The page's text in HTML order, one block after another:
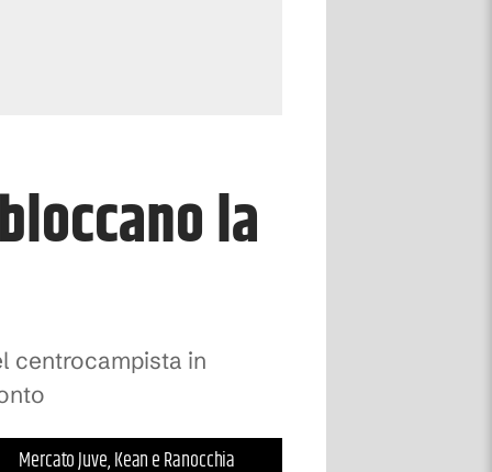
la
centrocampista in
Mercato Juve, Kean e Ranocchia